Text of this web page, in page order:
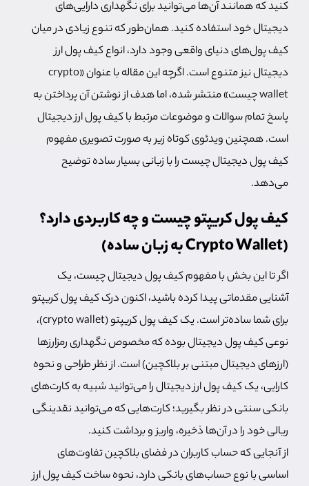
کنید که همانند آن‌ها می‌توانید برای نگهداری دارایی‌های
دیجیتال خود استفاده کنید. همان‌طور که تنوع زیادی در میان
کیف پول‌های دنیای واقعی وجود دارد، انواع کیف پول ارز
دیجیتال نیز متنوع است. اگرچه این مقاله با عنوان «crypto
wallet چیست» منتشر شده، اما هدف از نوشتن آن پرداختن به
پاسخ تمام سوالات و موضوعات مرتبط با كيف پول ارز ديجيتال
است. همچنین ویدئوی کوتاه زیر به صورت تصویری مفهوم
کیف پول دیجیتال چیست را با زبانی بسیار ساده توضیح
می‌دهد.
کیف پول کریپتو چیست و چه کاربردی دارد؟
(Crypto Wallet به زبان ساده)
اگر تا این بخش با مفهوم کیف پول دیجیتال چیست، یک
آشنایی مقدماتی پیدا کرده‌ باشید، اکنون درک کیف پول کریپتو
برای شما ساده‌تر است. یک کیف پول کریپتو (crypto wallet)،
نوعی کیف پول دیجیتال بوده که مخصوص نگهداری رمزارزها
(ارزهای دیجیتال مبتنی‌ بر بلاکچین) است. از نظر طراحی و نحوه
کارایی‌، یک کیف پول ارز دیجیتال را می‌توانید شبیه به کارت‌های
بانکی سنتی در نظر بگیرید؛ کارت‌هایی که می‌توانید نقدینگی
ریالی خود را در آن‌ها ذخیره، واریز و برداشت کنید.
از آنجایی که حساب کاربران در فضای بلاکچین تفاوت‌های
اساسی با نوع حساب‌های بانکی دارد، نحوه ساخت کیف پول ارز